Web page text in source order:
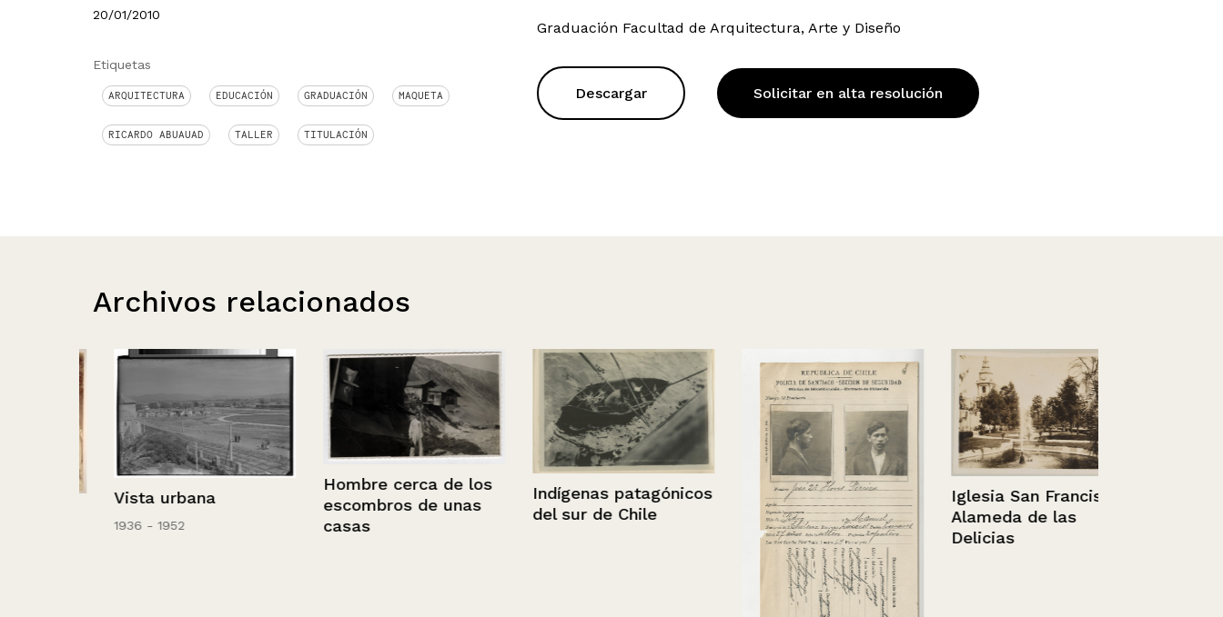
20/01/2010
Etiquetas
ARQUITECTURA EDUCACIÓN GRADUACIÓN MAQUETA
RICARDO ABUAUAD TALLER TITULACIÓN
Graduación Facultad de Arquitectura, Arte y Diseño
Descargar Solicitar en alta resolución
Archivos relacionados
Vista urbana
1936 - 1952
Hombre cerca de los
escombros de unas
casas
Indígenas patagónicos
del sur de Chile
Iglesia San Francisco,
Alameda de las
Delicias